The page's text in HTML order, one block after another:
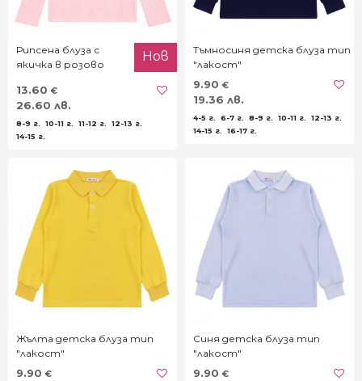
Рипсена блуза с
якичка в розово
Нов
13.60 €
26.60 лв.
8-9 г. 10-11 г. 11-12 г.
12-13 г.
14-15 г.
Тъмносиня детска блуза тип
"лакост"
9.90 €
19.36 лв.
4-5 г. 6-7 г. 8-9 г. 10-11 г.
12-13 г.
14-15 г.
16-17 г.
Жълта детска блуза тип
"лакост"
9.90 €
Синя детска блуза тип
"лакост"
9.90 €